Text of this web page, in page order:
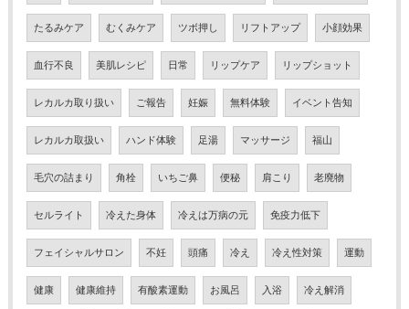
たるみケア むくみケア ツボ押し リフトアップ 小顔効果
血行不良 美肌レシピ 日常 リップケア リップショット
レカルカ取り扱い ご報告 妊娠 無料体験 イベント告知
レカルカ取扱い ハンド体験 足湯 マッサージ 福山
毛穴の詰まり 角栓 いちご鼻 便秘 肩こり 老廃物
セルライト 冷えた身体 冷えは万病の元 免疫力低下
フェイシャルサロン 不妊 頭痛 冷え 冷え性対策 運動
健康 健康維持 有酸素運動 お風呂 入浴 冷え解消